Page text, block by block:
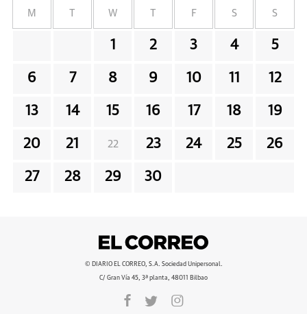
M W F S S
1 2 3 4 5
6 7 8 9 10 11 12
13 14 15 16 17 18 19
20 21 22 23 24 25 26
27 28 29 30
© DIARIO EL CORREO, S.A. Sociedad Unipersonal.
C/ Gran Vía 45, 3ª planta, 48011 Bilbao